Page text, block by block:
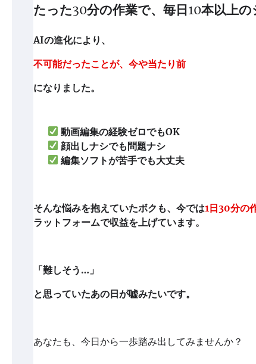
たった30分の作業で、毎日10本以上
AIの進化により、
不可能だったことが、今や当たり前
になりました。
動画編集の経験ゼロでもOK
顔出しナシでも問題ナシ
編集ソフトが苦手でも大丈夫
そんな悩みを抱えていたボクも、今では1日30分の
ラットフォームで収益を上げています。
「難しそう…」
と思っていたあの日が嘘みたいです。
あなたも、今日から一歩踏み出してみませんか？